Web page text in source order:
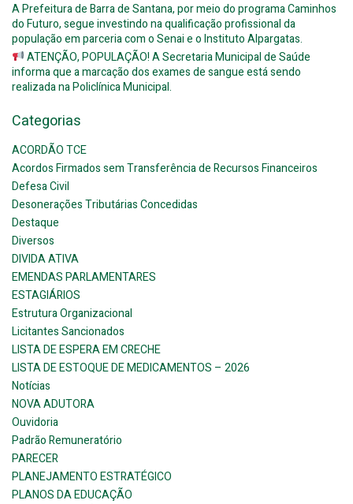
A Prefeitura de Barra de Santana, por meio do programa Caminhos
do Futuro, segue investindo na qualificação profissional da
população em parceria com o Senai e o Instituto Alpargatas.
ATENÇÃO, POPULAÇÃO! A Secretaria Municipal de Saúde
informa que a marcação dos exames de sangue está sendo
realizada na Policlínica Municipal.
Categorias
ACORDÃO TCE
Acordos Firmados sem Transferência de Recursos Financeiros
Defesa Civil
Desonerações Tributárias Concedidas
Destaque
Diversos
DIVIDA ATIVA
EMENDAS PARLAMENTARES
ESTAGIÁRIOS
Estrutura Organizacional
Licitantes Sancionados
LISTA DE ESPERA EM CRECHE
LISTA DE ESTOQUE DE MEDICAMENTOS – 2026
Notícias
NOVA ADUTORA
Ouvidoria
Padrão Remuneratório
PARECER
PLANEJAMENTO ESTRATÉGICO
PLANOS DA EDUCAÇÃO